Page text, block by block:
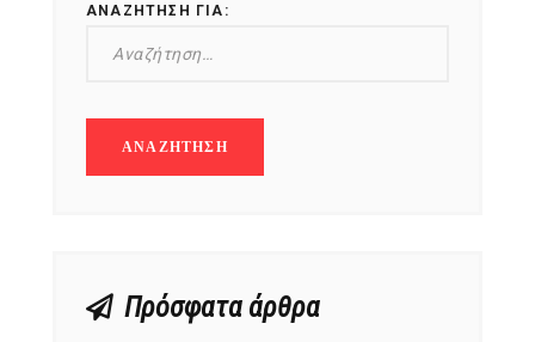
ΑΝΑΖΉΤΗΣΗ ΓΙΑ:
Πρόσφατα άρθρα